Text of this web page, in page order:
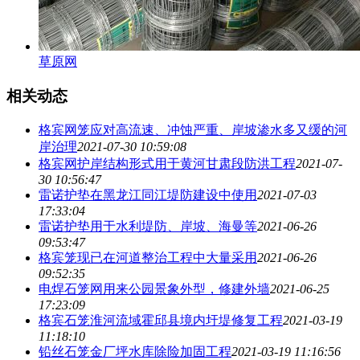
草原网
相关动态
格宾网笼应对高流速、冲蚀严重、岸坡渗水多又缓的河
岸治理2021-07-30 10:59:08
格宾网护岸结构形式用于黄河甘肃段防洪工程2021-07-
30 10:56:47
雷诺护垫在黑龙江同江堤防建设中使用2021-07-03
17:33:04
雷诺护垫用于水利堤防、岸坡、海曼等2021-06-26
09:53:47
格宾笼现已在河道整治工程中大量采用2021-06-26
09:52:35
电焊石笼网用来公园景象外型，修建外墙2021-06-25
17:23:09
格宾石笼淮河流域霍邱县境内圩堤修复工程2021-03-19
11:18:10
铅丝石笼金厂坪水库除险加固工程2021-03-19 11:16:56